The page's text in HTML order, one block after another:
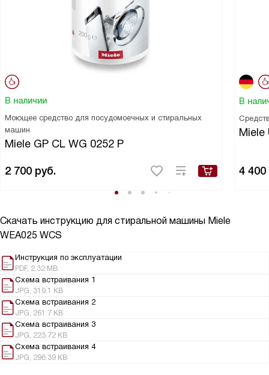
В наличии
Моющее средство для посудомоечных и стиральных
машин
Miele GP CL WG 0252 P
2 700 руб.
В
Miele
4 400
Скачать инструкцию для стиральной машины Miele
WEA025 WCS
Инструкция по эксплуатации
PDF, 2.32 MB
Схема встраивания 1
JPG, 319.1 KB
Схема встраивания 2
JPG, 261.7 KB
Схема встраивания 3
JPG, 223.72 KB
Схема встраивания 4
JPG, 296.39 KB